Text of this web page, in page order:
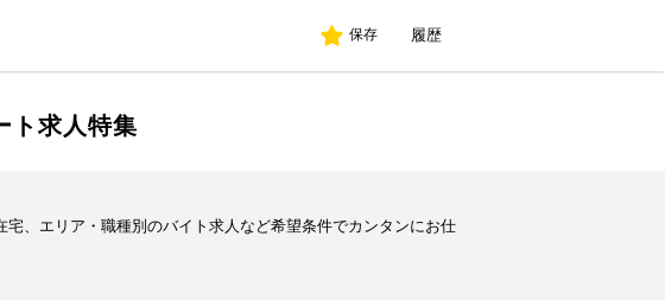
保存 履歴
ト求人特集
、エリア・職種別のバイト求人など希望条件でカンタンにお仕